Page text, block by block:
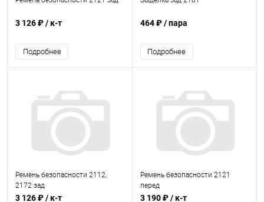
3 126 ₽/ к-т
Подробнее
464 ₽/ пара
Подробнее
Ремень безопасности 2112,
2172 зад
3 126 ₽/ к-т
Ремень безопасности 2121
перед
3 190 ₽/ к-т